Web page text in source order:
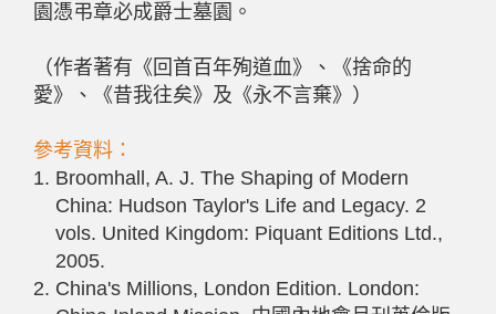
園憑弔章必成爵士墓園。
（作者著有《回首百年殉道血》、《捨命的
愛》、《昔我往矣》及《永不言棄》）
參考資料：
Broomhall, A. J. The Shaping of Modern
China: Hudson Taylor's Life and Legacy. 2
vols. United Kingdom: Piquant Editions Ltd.,
2005.
China's Millions, London Edition. London: